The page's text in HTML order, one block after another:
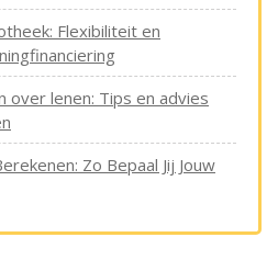
Flexibiliteit en
over lenen: Tips en advies
Zo Bepaal Jij Jouw